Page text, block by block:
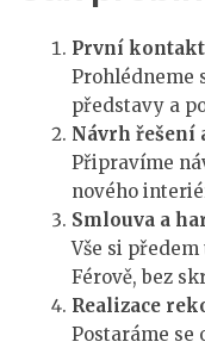
První
Prohlédneme
představy a
Návrh řešení
Připravíme
nového
Smlouva a
Vše si
Férově, bez
Realizace
Postaráme se